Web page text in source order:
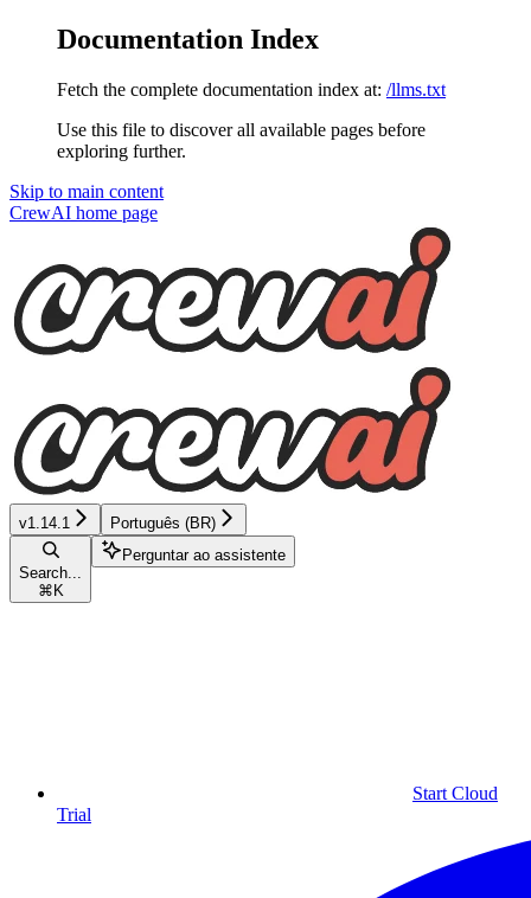
Documentation Index
Fetch the complete documentation index at: /llms.txt
Use this file to discover all available pages before
exploring further.
Skip to main content
CrewAI home page
v1.14.1 Português (BR)
Search...
⌘ K
Perguntar ao assistente
Start Cloud
Trial